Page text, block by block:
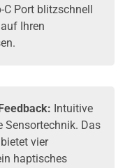
C Port blitzschnell
Ihren
Intuitive
Sensortechnik. Das
vier
haptisches